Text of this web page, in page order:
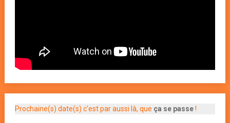
Prochaine(s) date(s) c'est par aussi là, que ça se passe!